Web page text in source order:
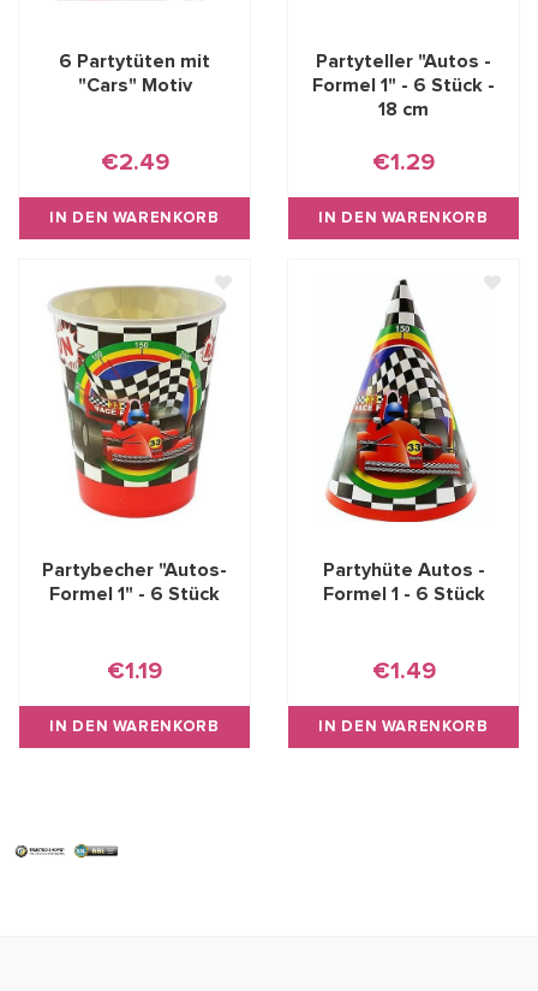
6 Partytüten mit
"Cars" Motiv
€2.49
IN DEN WARENKORB
Partyteller "Autos -
Formel 1" - 6 Stück -
18 cm
€1.29
IN DEN WARENKORB
Partybecher "Autos-
Formel 1" - 6 Stück
€1.19
IN DEN WARENKORB
Partyhüte Autos -
Formel 1 - 6 Stück
€1.49
IN DEN WARENKORB